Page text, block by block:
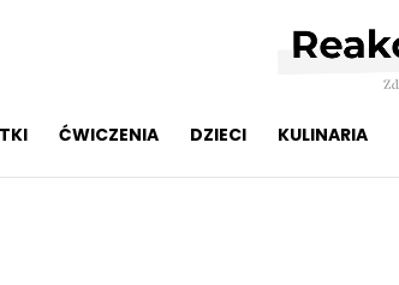
ĆWICZENIA DZIECI KULINARIA